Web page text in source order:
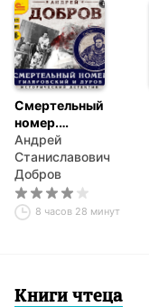
Смертельный
номер.
Гиляровский и
Дуров
Андрей
Станиславович
Добров
8 часов 28 минут
Книги чтеца